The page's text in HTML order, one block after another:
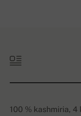
100 % kashmiria,